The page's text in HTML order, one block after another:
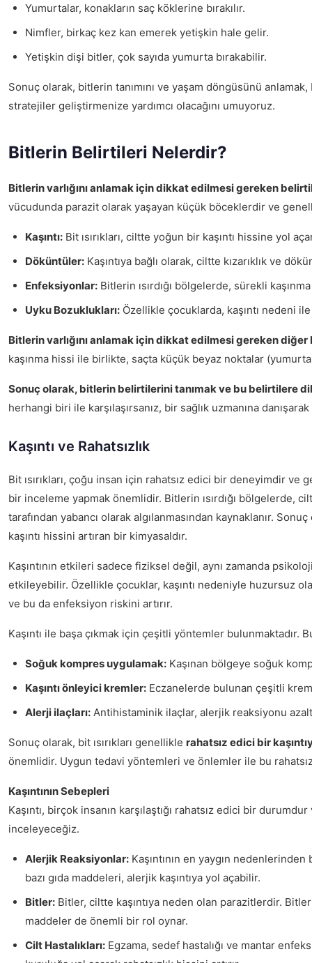
Yumurtalar, konakların saç köklerine bırakılır.
Nimfler, birkaç kez kan emerek yetişkin hale gelir.
Yetişkin dişi bitler, çok sayıda yumurta bırakabilir.
Sonuç olarak, bitlerin tanımını ve yaşam döngüsünü
stratejiler geliştirmenize yardımcı olacağını umuyoruz.
Bitlerin Belirtileri Nelerdir?
Bitlerin varlığını anlamak için dikkat edilmesi gereken
vücudunda parazit olarak yaşayan küçük böceklerdir ve
Kaşıntı: Bit ısırıkları, ciltte yoğun bir kaşıntı hissine yol
Döküntüler: Kaşıntıya bağlı olarak, ciltte kızarıklık ve
Enfeksiyonlar: Bitlerin ısırdığı bölgelerde, sürekli
Uyku Bozuklukları: Özellikle çocuklarda, kaşıntı nedeni
Bitlerin varlığını anlamak için dikkat edilmesi gereken
kaşınma hissi ile birlikte, saçta küçük beyaz noktalar
Sonuç olarak, bitlerin belirtilerini tanımak ve bu belirtilere
herhangi biri ile karşılaşırsanız, bir sağlık uzmanına
Kaşıntı ve Rahatsızlık
Bit ısırıkları, çoğu insan için rahatsız edici bir deneyimdir ve
bir inceleme yapmak önemlidir. Bitlerin ısırdığı
tarafından yabancı olarak algılanmasından kaynaklanır.
kaşıntı hissini artıran bir kimyasaldır.
Kaşıntının etkileri sadece fiziksel değil, aynı zamanda
etkileyebilir. Özellikle çocuklar, kaşıntı nedeniyle huzursuz
ve bu da enfeksiyon riskini artırır.
Kaşıntı ile başa çıkmak için çeşitli yöntemler bulunmaktadır.
Soğuk kompres uygulamak: Kaşınan bölgeye soğuk
Kaşıntı önleyici kremler: Eczanelerde bulunan çeşitli
Alerji ilaçları: Antihistaminik ilaçlar, alerjik reaksiyonu
Sonuç olarak, bit ısırıkları genellikle rahatsız edici bir
önemlidir. Uygun tedavi yöntemleri ve önlemler ile bu
Kaşıntının Sebepleri
Kaşıntı, birçok insanın karşılaştığı rahatsız edici bir
inceleyeceğiz.
Alerjik Reaksiyonlar: Kaşıntının en yaygın
bazı gıda maddeleri, alerjik kaşıntıya yol açabilir.
Bitler: Bitler, ciltte kaşıntıya neden olan parazitlerdir.
maddeler de önemli bir rol oynar.
Cilt Hastalıkları: Egzama, sedef hastalığı ve mantar